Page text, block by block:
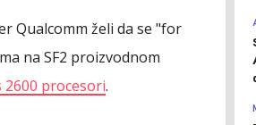
Qualcomm želi da se "for
na SF2 proizvodnom
2600 procesori.